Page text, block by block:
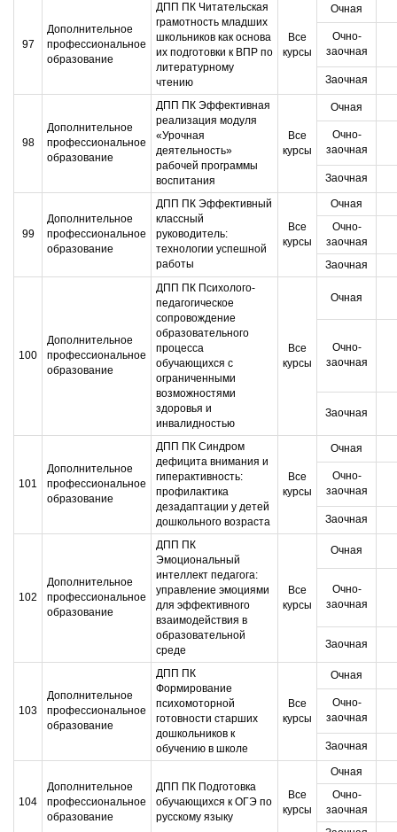
97
Дополнительное
профессиональное
образование
ДПП ПК Читательская
грамотность младших
школьников как основа
их подготовки к ВПР по
литературному
чтению
Все
курсы
Очная
Очно-
заочная
Заочная
98
Дополнительное
профессиональное
образование
ДПП ПК Эффективная
реализация модуля
«Урочная
деятельность»
рабочей программы
воспитания
Все
курсы
Очная
Очно-
заочная
Заочная
99
Дополнительное
профессиональное
образование
ДПП ПК Эффективный
классный
руководитель:
технологии успешной
работы
Все
курсы
Очная
Очно-
заочная
Заочная
100
Дополнительное
профессиональное
образование
ДПП ПК Психолого-
педагогическое
сопровождение
образовательного
процесса
обучающихся с
ограниченными
возможностями
здоровья и
инвалидностью
Все
курсы
Очная
Очно-
заочная
Заочная
101
Дополнительное
профессиональное
образование
ДПП ПК Синдром
дефицита внимания и
гиперактивность:
профилактика
дезадаптации у детей
дошкольного возраста
Все
курсы
Очная
Очно-
заочная
Заочная
102
Дополнительное
профессиональное
образование
ДПП ПК
Эмоциональный
интеллект педагога:
управление эмоциями
для эффективного
взаимодействия в
образовательной
среде
Все
курсы
Очная
Очно-
заочная
Заочная
103
Дополнительное
профессиональное
образование
ДПП ПК
Формирование
психомоторной
готовности старших
дошкольников к
обучению в школе
Все
курсы
Очная
Очно-
заочная
Заочная
104
Дополнительное
профессиональное
образование
ДПП ПК Подготовка
обучающихся к ОГЭ по
русскому языку
Все
курсы
Очная
Очно-
заочная